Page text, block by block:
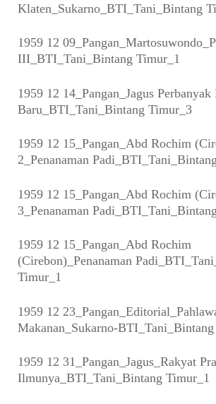
Klaten_Sukarno_BTI_Tani_Bintang
1959 12
III_BTI_Tani_Bintang Timur_1
1959 12 14_Pangan_Jagus
Baru_BTI_Tani_Bintang Timur_3
1959 12 15_Pangan_Abd Rochim
2_Penanaman
1959 12 15_Pangan_Abd Rochim
3_Penanaman
1959 12 15_Pangan_Abd Rochim
(Cirebon)_Penanaman
Timur_1
1959 12
Makanan_Sukarno-
1959 12 31_Pangan_Jagus_Rakyat
Ilmunya_BTI_Tani_Bintang Timur_1